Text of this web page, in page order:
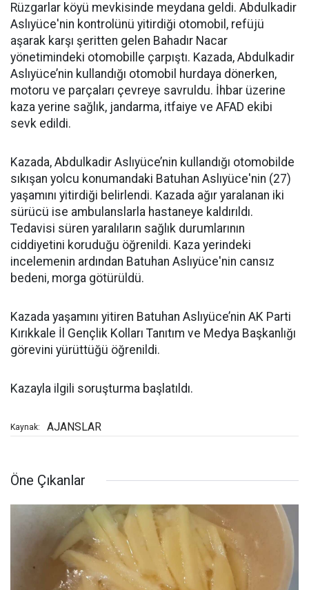
Rüzgarlar köyü mevkisinde meydana geldi. Abdulkadir
Aslıyüce'nin kontrolünü yitirdiği otomobil, refüjü
aşarak karşı şeritten gelen Bahadır Nacar
yönetimindeki otomobille çarpıştı. Kazada, Abdulkadir
Aslıyüce’nin kullandığı otomobil hurdaya dönerken,
motoru ve parçaları çevreye savruldu. İhbar üzerine
kaza yerine sağlık, jandarma, itfaiye ve AFAD ekibi
sevk edildi.
Kazada, Abdulkadir Aslıyüce’nin kullandığı otomobilde
sıkışan yolcu konumandaki Batuhan Aslıyüce'nin (27)
yaşamını yitirdiği belirlendi. Kazada ağır yaralanan iki
sürücü ise ambulanslarla hastaneye kaldırıldı.
Tedavisi süren yaralıların sağlık durumlarının
ciddiyetini koruduğu öğrenildi. Kaza yerindeki
incelemenin ardından Batuhan Aslıyüce'nin cansız
bedeni, morga götürüldü.
Kazada yaşamını yitiren Batuhan Aslıyüce’nin AK Parti
Kırıkkale İl Gençlik Kolları Tanıtım ve Medya Başkanlığı
görevini yürüttüğü öğrenildi.
Kazayla ilgili soruşturma başlatıldı.
Kaynak: AJANSLAR
Öne Çıkanlar